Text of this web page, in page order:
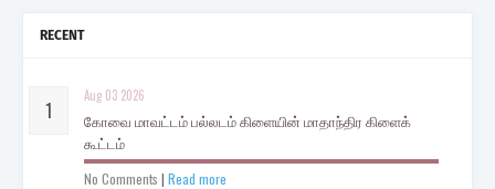
RECENT
Aug 03 2026
கோவை மாவட்டம் பல்லடம் கிளையின் மாதாந்திர கிளைக்
கூட்டம்
No Comments | Read more